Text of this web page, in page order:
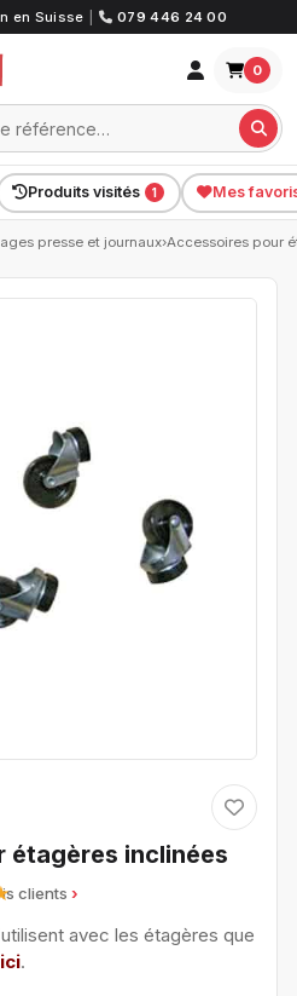
en Suisse 079 446 24 00
0
Produits visités 1 Mes
presse et journaux›Accessoires pour
étagères inclinées
clients
avec les étagères que
.